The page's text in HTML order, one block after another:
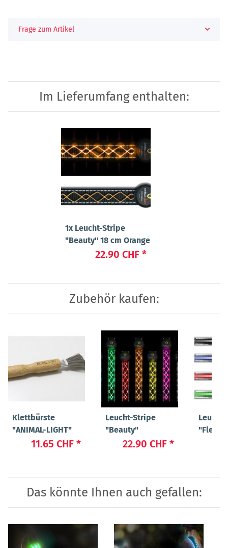
Frage zum Artikel
Im Lieferumfang enthalten:
1x Leucht-Stripe
"Beauty" 18 cm Orange
22.90 CHF *
Zubehör kaufen:
Klettbürste
"ANIMAL-LIGHT"
11.65 CHF *
Leucht-Stripe
"Beauty"
22.90 CHF *
"Flex"
Das könnte Ihnen auch gefallen: